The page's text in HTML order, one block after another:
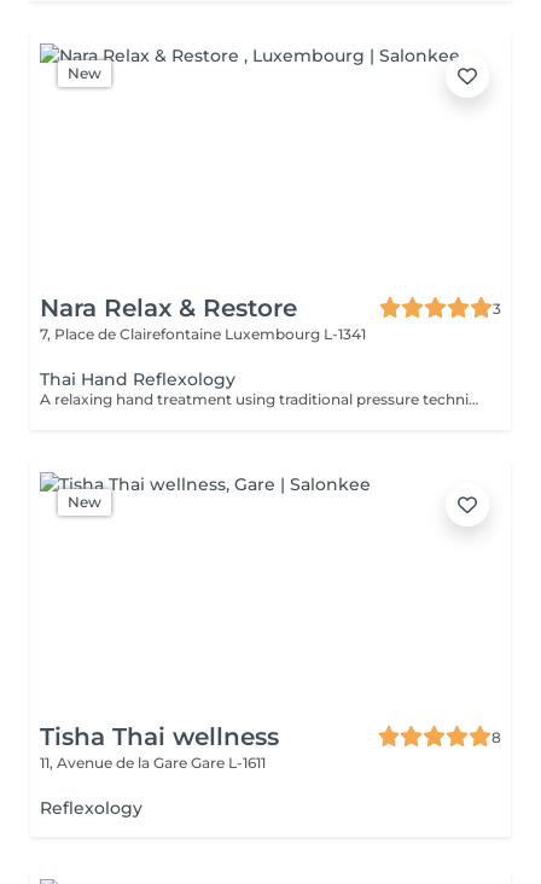
New
Nara Relax & Restore
3
7, Place de Clairefontaine Luxembourg L-1341
Thai Hand Reflexology
A relaxing hand treatment using traditional pressure techniques applied to specific points of the hands. Ideal for tired, overworked hands and anyone who spends long hours typing, writing, or using handheld devices.
New
Tisha Thai wellness
8
11, Avenue de la Gare Gare L-1611
Reflexology